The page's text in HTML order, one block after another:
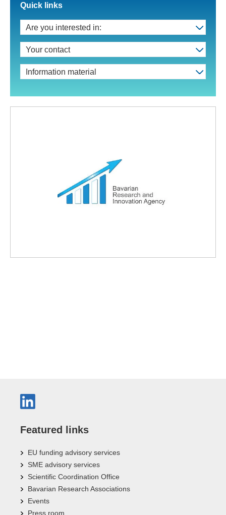
Quick links
Are you interested in:
Your contact
Information material
Featured links
EU funding advisory services
SME advisory services
Scientific Coordination Office
Bavarian Research Associations
Events
Press room